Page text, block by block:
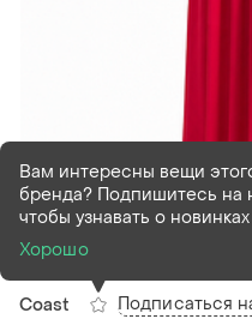
В наличии 1 шт
Нарядное
Coast
Вам интересны вещи
бренда? Подпишитесь на
чтобы узнавать о новинках
Хорошо
Подписаться